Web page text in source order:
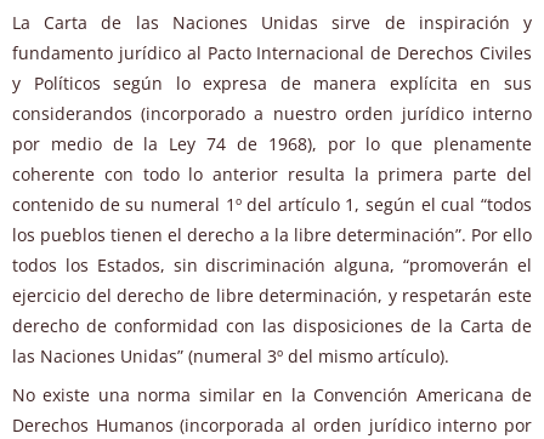
La Carta de las Naciones Unidas sirve de inspiración y
fundamento jurídico al Pacto Internacional de Derechos Civiles
y Políticos según lo expresa de manera explícita en sus
considerandos (incorporado a nuestro orden jurídico interno
por medio de la Ley 74 de 1968), por lo que plenamente
coherente con todo lo anterior resulta la primera parte del
contenido de su numeral 1º del artículo 1, según el cual “todos
los pueblos tienen el derecho a la libre determinación”. Por ello
todos los Estados, sin discriminación alguna, “promoverán el
ejercicio del derecho de libre determinación, y respetarán este
derecho de conformidad con las disposiciones de la Carta de
las Naciones Unidas” (numeral 3º del mismo artículo).
No existe una norma similar en la Convención Americana de
Derechos Humanos (incorporada al orden jurídico interno por